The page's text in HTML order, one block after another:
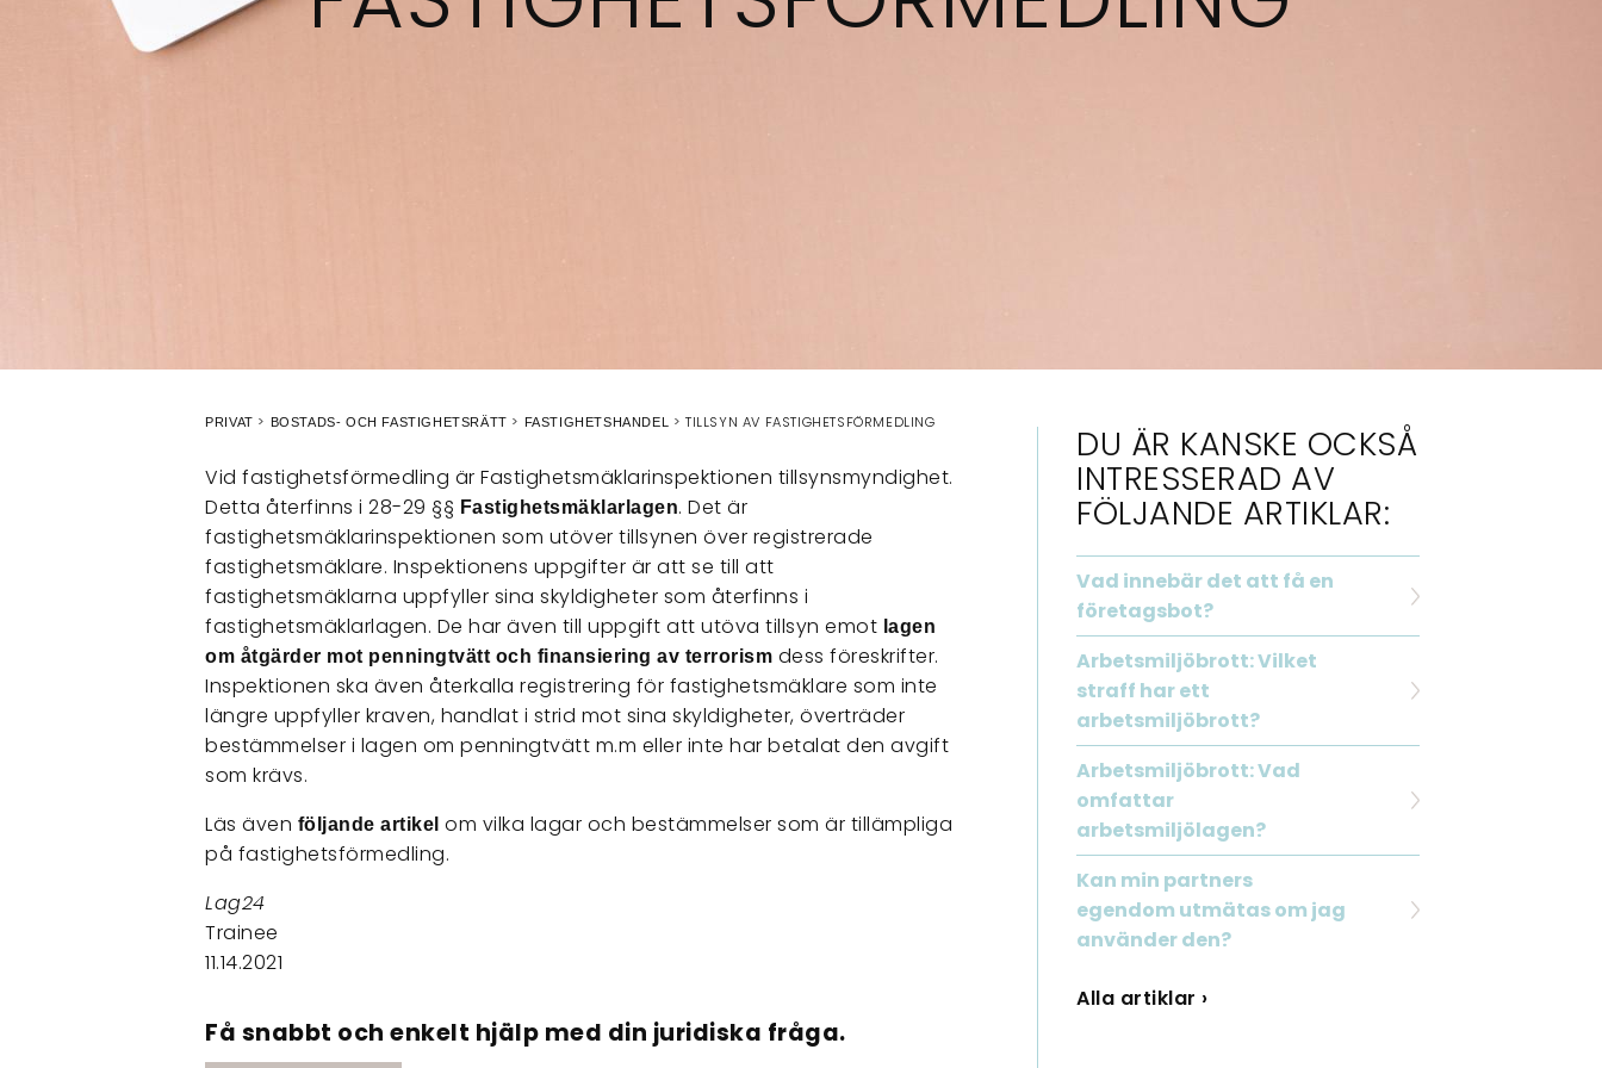
PRIVAT BOSTADS- OCH FASTIGHETSRÄTT FASTIGHETSHANDEL TILLSYN AV FASTIGHETSFÖRMEDLING
Vid fastighetsförmedling är Fastighetsmäklarinspektionen tillsynsmyndighet.
Detta återfinns i 28-29 §§ Fastighetsmäklarlagen. Det är
fastighetsmäklarinspektionen som utöver tillsynen över registrerade
fastighetsmäklare. Inspektionens uppgifter är att se till att
fastighetsmäklarna uppfyller sina skyldigheter som återfinns i
fastighetsmäklarlagen. De har även till uppgift att utöva tillsyn emot lagen
om åtgärder mot penningtvätt och finansiering av terrorism dess föreskrifter.
Inspektionen ska även återkalla registrering för fastighetsmäklare som inte
längre uppfyller kraven, handlat i strid mot sina skyldigheter, överträder
bestämmelser i lagen om penningtvätt m.m eller inte har betalat den avgift
som krävs.
Läs även följande artikelom vilka lagar och bestämmelser som är tillämpliga
på fastighetsförmedling.
Lag24
Trainee
11.14.2021
Få snabbt och enkelt hjälp med din juridiska fråga.
DU ÄR KANSKE OCKSÅ
INTRESSERAD AV
FÖLJANDE ARTIKLAR:
Vad innebär det att få en
företagsbot?
Arbetsmiljöbrott: Vilket
straff har ett
arbetsmiljöbrott?
Arbetsmiljöbrott: Vad
omfattar
arbetsmiljölagen?
Kan min partners
egendom utmätas om jag
använder den?
Alla artiklar ›